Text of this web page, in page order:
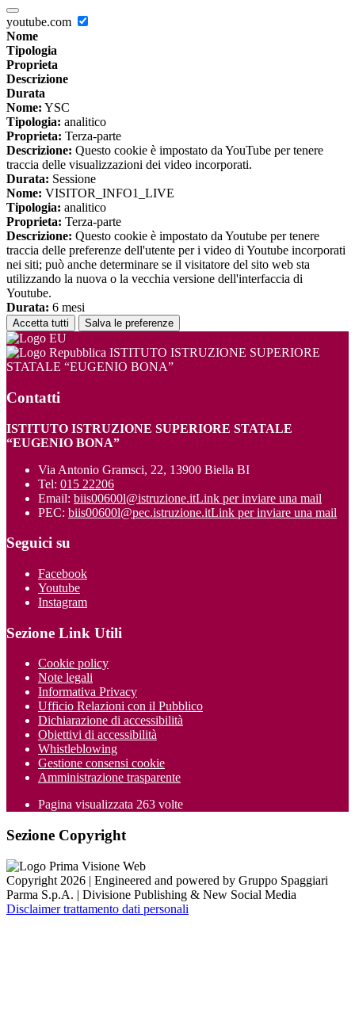
youtube.com
Nome
Tipologia
Proprieta
Descrizione
Durata
Nome: YSC
Tipologia: analitico
Proprieta: Terza-parte
Descrizione: Questo cookie è impostato da YouTube per tenere
traccia delle visualizzazioni dei video incorporati.
Durata: Sessione
Nome: VISITOR_INFO1_LIVE
Tipologia: analitico
Proprieta: Terza-parte
Descrizione: Questo cookie è impostato da Youtube per tenere
traccia delle preferenze dell'utente per i video di Youtube incorporati
nei siti; può anche determinare se il visitatore del sito web sta
utilizzando la nuova o la vecchia versione dell'interfaccia di
Youtube.
Durata: 6 mesi
Accetta tutti Salva le preferenze
ISTITUTO ISTRUZIONE SUPERIORE
STATALE “EUGENIO BONA”
Contatti
ISTITUTO ISTRUZIONE SUPERIORE STATALE
“EUGENIO BONA”
Via Antonio Gramsci, 22, 13900 Biella BI
Tel: 015 22206
Email: biis00600l@istruzione.itLink per inviare una mail
PEC: biis00600l@pec.istruzione.itLink per inviare una mail
Seguici su
Facebook
Youtube
Instagram
Sezione Link Utili
Cookie policy
Note legali
Informativa Privacy
Ufficio Relazioni con il Pubblico
Dichiarazione di accessibilità
Obiettivi di accessibilità
Whistleblowing
Gestione consensi cookie
Amministrazione trasparente
Pagina visualizzata 263 volte
Sezione Copyright
Copyright 2026 | Engineered and powered by Gruppo Spaggiari
Parma S.p.A. | Divisione Publishing & New Social Media
Disclaimer trattamento dati personali